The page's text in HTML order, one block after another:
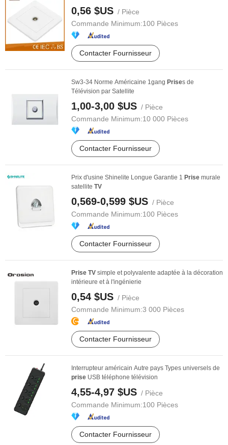
0,56 $US / Pièce
Commande Minimum:100 Pièces
Contacter Fournisseur
Sw3-34 Norme Américaine 1gang Prises de
Télévision par Satellite
1,00-3,00 $US / Pièce
Commande Minimum:10 000 Pièces
Contacter Fournisseur
Prix d'usine Shinelite Longue Garantie 1 Prise murale
satellite TV
0,569-0,599 $US / Pièce
Commande Minimum:100 Pièces
Contacter Fournisseur
Prise TV simple et polyvalente adaptée à la décoration
intérieure et à l'ingénierie
0,54 $US / Pièce
Commande Minimum:3 000 Pièces
Contacter Fournisseur
Interrupteur américain Autre pays Types universels de
prise USB téléphone télévision
4,55-4,97 $US / Pièce
Commande Minimum:100 Pièces
Contacter Fournisseur